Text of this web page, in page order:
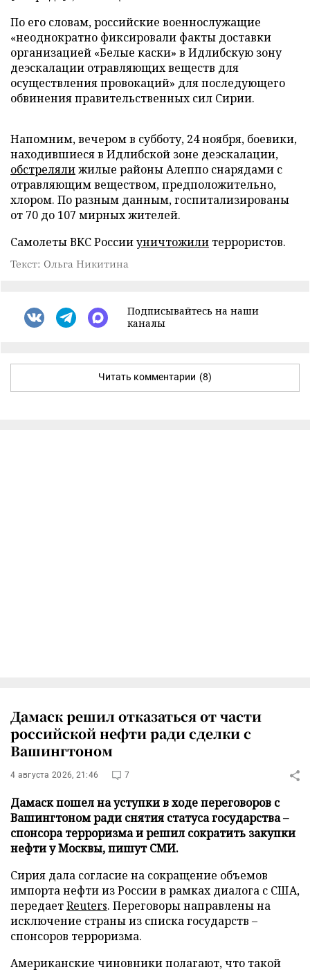
По его словам, российские военнослужащие
«неоднократно фиксировали факты доставки
организацией «Белые каски» в Идлибскую зону
деэскалации отравляющих веществ для
осуществления провокаций» для последующего
обвинения правительственных сил Сирии.
Напомним, вечером в субботу, 24 ноября, боевики,
находившиеся в Идлибской зоне деэскалации,
обстрелялижилые районы Алеппо снарядами с
отравляющим веществом, предположительно,
хлором. По разным данным, госпитализированы
от 70 до 107 мирных жителей.
Самолеты ВКС Россииуничтожили террористов.
Текст: Ольга Никитина
Подписывайтесь на наши
каналы
Читать комментарии (8)
Дамаск решил отказаться от части
российской нефти ради сделки с
Вашингтоном
4 августа 2026, 21:46 7
Дамаск пошел на уступки в ходе переговоров с
Вашингтоном ради снятия статуса государства –
спонсора терроризма и решил сократить закупки
нефти у Москвы, пишут СМИ.
Сирия дала согласие на сокращение объемов
импорта нефти из России в рамках диалога с США,
передаетReuters. Переговоры направлены на
исключение страны из списка государств –
спонсоров терроризма.
Американские чиновники полагают, что такой